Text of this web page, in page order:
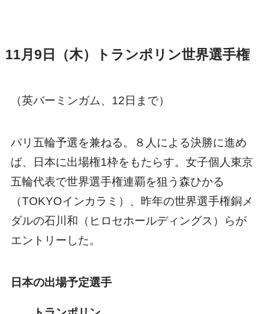
11月9日（木）トランポリン世界選手権
（英バーミンガム、12日まで）
パリ五輪予選を兼ねる。８人による決勝に進め
ば、日本に出場権1枠をもたらす。女子個人東京
五輪代表で世界選手権連覇を狙う森ひかる
（TOKYOインカラミ）、昨年の世界選手権銅メ
ダルの石川和（ヒロセホールディングス）らが
エントリーした。
日本の出場予定選手